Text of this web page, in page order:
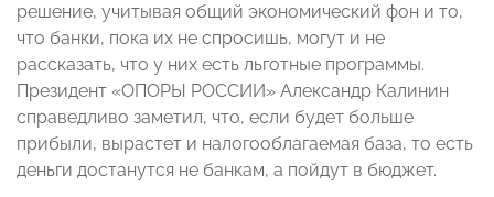
решение, учитывая общий экономический фон и то,
что банки, пока их не спросишь, могут и не
рассказать, что у них есть льготные программы.
Президент «ОПОРЫ РОССИИ» Александр Калинин
справедливо заметил, что, если будет больше
прибыли, вырастет и налогооблагаемая база, то есть
деньги достанутся не банкам, а пойдут в бюджет.